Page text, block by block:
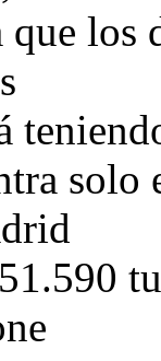
que los
solo